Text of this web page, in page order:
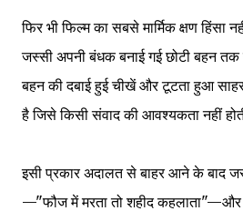
फिर भी फिल्म का सबसे मार्मिक क्षण हिंसा
जस्सी अपनी बंधक बनाई गई छोटी बहन
बहन की दबाई हुई चीखें और टूटता हुआ
है जिसे किसी संवाद की आवश्यकता नहीं
इसी प्रकार अदालत से बाहर आने के बाद
—"फौज में मरता तो शहीद